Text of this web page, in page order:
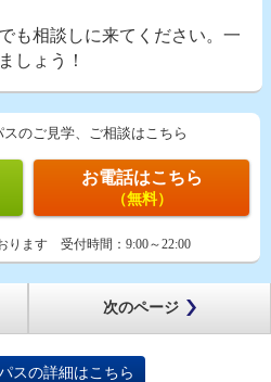
も相談しに来てください。一
しょう！
のご見学、ご相談はこちら
お電話はこちら
（無料）
ります 受付時間： 9:00～22:00
次のページ
スの詳細はこちら